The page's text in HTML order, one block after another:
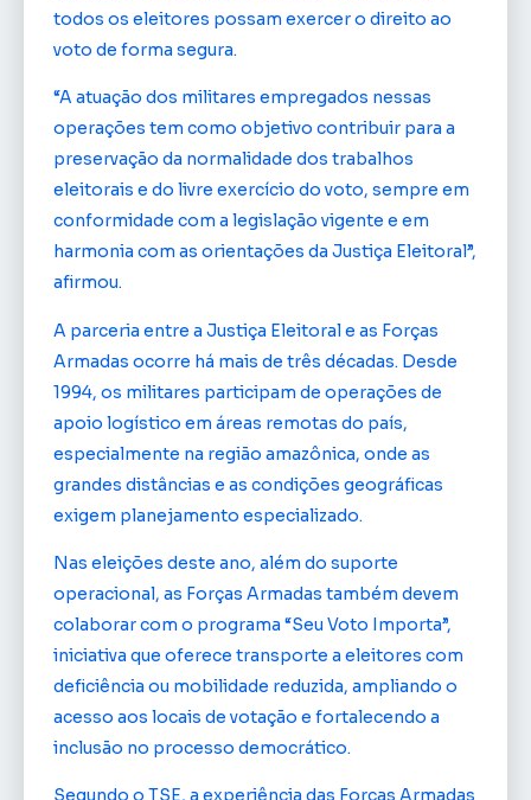
todos os eleitores possam exercer o direito ao
voto de forma segura.
“A atuação dos militares empregados nessas
operações tem como objetivo contribuir para a
preservação da normalidade dos trabalhos
eleitorais e do livre exercício do voto, sempre em
conformidade com a legislação vigente e em
harmonia com as orientações da Justiça Eleitoral”,
afirmou.
A parceria entre a Justiça Eleitoral e as Forças
Armadas ocorre há mais de três décadas. Desde
1994, os militares participam de operações de
apoio logístico em áreas remotas do país,
especialmente na região amazônica, onde as
grandes distâncias e as condições geográficas
exigem planejamento especializado.
Nas eleições deste ano, além do suporte
operacional, as Forças Armadas também devem
colaborar com o programa “Seu Voto Importa”,
iniciativa que oferece transporte a eleitores com
deficiência ou mobilidade reduzida, ampliando o
acesso aos locais de votação e fortalecendo a
inclusão no processo democrático.
Segundo o TSE, a experiência das Forças Armadas